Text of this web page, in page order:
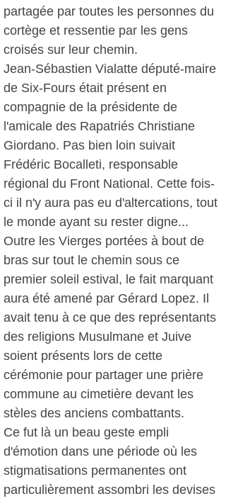
partagée par toutes les personnes du
cortège et ressentie par les gens
croisés sur leur chemin.
Jean-Sébastien Vialatte député-maire
de Six-Fours était présent en
compagnie de la présidente de
l'amicale des Rapatriés Christiane
Giordano. Pas bien loin suivait
Frédéric Bocalleti, responsable
régional du Front National. Cette fois-
ci il n'y aura pas eu d'altercations, tout
le monde ayant su rester digne...
Outre les Vierges portées à bout de
bras sur tout le chemin sous ce
premier soleil estival, le fait marquant
aura été amené par Gérard Lopez. Il
avait tenu à ce que des représentants
des religions Musulmane et Juive
soient présents lors de cette
cérémonie pour partager une prière
commune au cimetière devant les
stèles des anciens combattants.
Ce fut là un beau geste empli
d'émotion dans une période où les
stigmatisations permanentes ont
particulièrement assombri les devises